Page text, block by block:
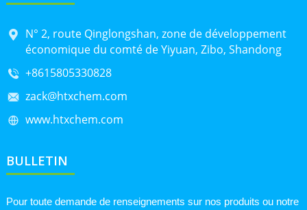
N° 2, route Qinglongshan, zone de développement
économique du comté de Yiyuan, Zibo, Shandong
+8615805330828
zack@htxchem.com
www.htxchem.com
BULLETIN
Pour toute demande de renseignements sur nos produits ou notre